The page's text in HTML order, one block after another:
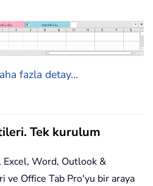
fazla detay...
Tek kurulum
Excel, Word, Outlook &
Office Tab Pro'yu bir araya